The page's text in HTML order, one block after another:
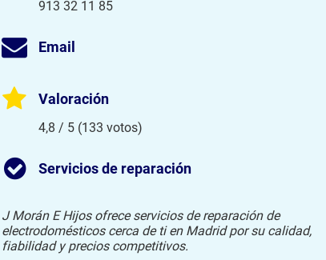
913 32 11 85
Email
Valoración
4,8 / 5 (133 votos)
Servicios de reparación
J Morán E Hijos ofrece servicios de reparación de
electrodomésticos cerca de ti en Madrid por su calidad,
fiabilidad y precios competitivos.